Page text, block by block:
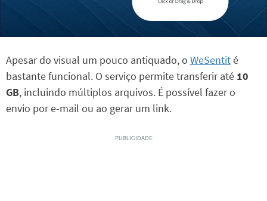
Apesar do visual um pouco antiquado, o WeSentité
bastante funcional. O serviço permite transferir até 10
GB, incluindo múltiplos arquivos. É possível fazer o
envio por e-mail ou ao gerar um link.